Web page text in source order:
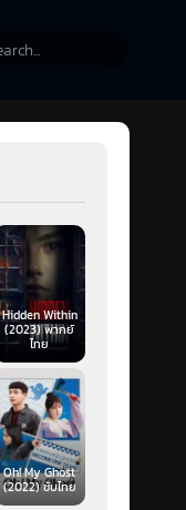
Hidden Within
(2023) พากย์
ไทย
Oh! My Ghost
(2022) ซับไทย